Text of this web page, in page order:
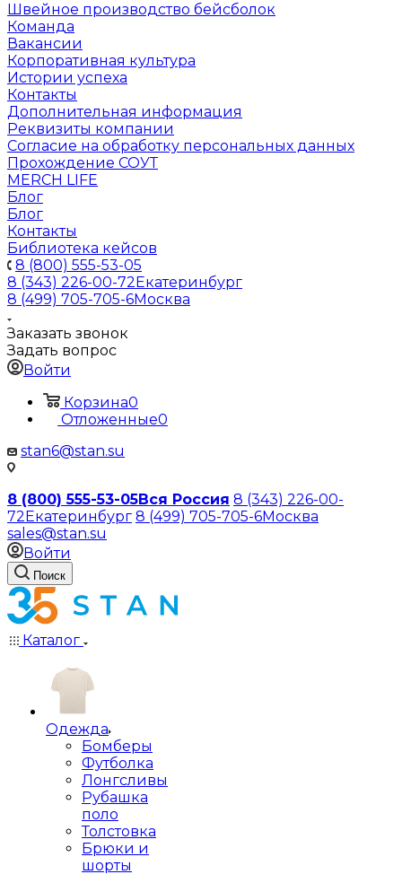
Швейное производство бейсболок
Команда
Вакансии
Корпоративная культура
Истории успеха
Контакты
Дополнительная информация
Реквизиты компании
Согласие на обработку персональных данных
Прохождение СОУТ
MERCH LIFE
Блог
Блог
Контакты
Библиотека кейсов
8 (800) 555-53-05
8 (343) 226-00-72Екатеринбург
8 (499) 705-705-6Москва
Заказать звонок
Задать вопрос
Войти
Корзина0
Отложенные0
stan6@stan.su
8 (800) 555-53-05Вся Россия 8 (343) 226-00-
72Екатеринбург 8 (499) 705-705-6Москва
sales@stan.su
Войти
Поиск
Каталог
Одежда
Бомберы
Футболка
Лонгсливы
Рубашка
поло
Толстовка
Брюки и
шорты